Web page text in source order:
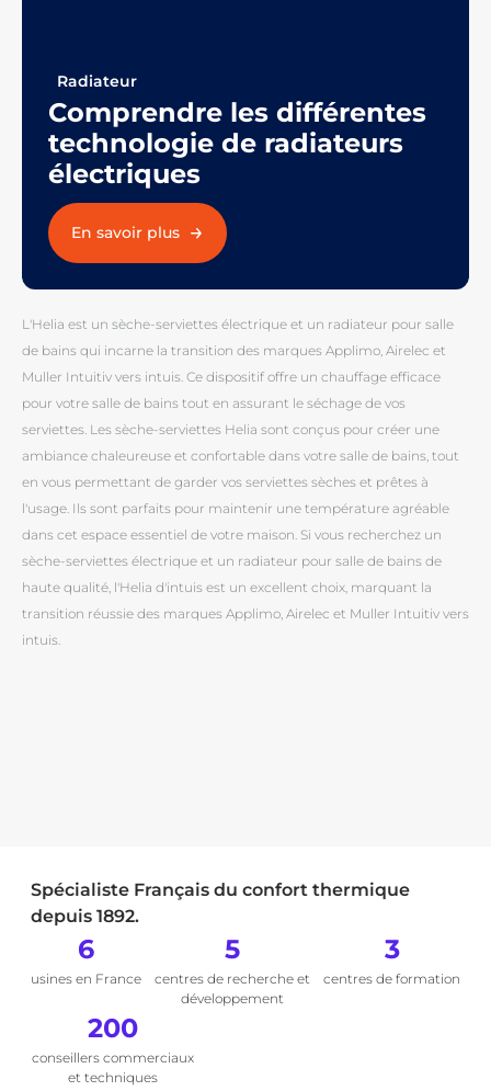
Radiateur
Comprendre les différentes
technologie de radiateurs
électriques
En savoir plus
L'Helia est un sèche-serviettes électrique et un radiateur pour salle
de bains qui incarne la transition des marques Applimo, Airelec et
Muller Intuitiv vers intuis. Ce dispositif offre un chauffage efficace
pour votre salle de bains tout en assurant le séchage de vos
serviettes. Les sèche-serviettes Helia sont conçus pour créer une
ambiance chaleureuse et confortable dans votre salle de bains, tout
en vous permettant de garder vos serviettes sèches et prêtes à
l'usage. Ils sont parfaits pour maintenir une température agréable
dans cet espace essentiel de votre maison. Si vous recherchez un
sèche-serviettes électrique et un radiateur pour salle de bains de
haute qualité, l'Helia d'intuis est un excellent choix, marquant la
transition réussie des marques Applimo, Airelec et Muller Intuitiv vers
intuis.
Spécialiste Français du confort thermique
depuis 1892.
6
usines en France
5
centres de recherche et
développement
3
centres de formation
200
conseillers commerciaux
et techniques